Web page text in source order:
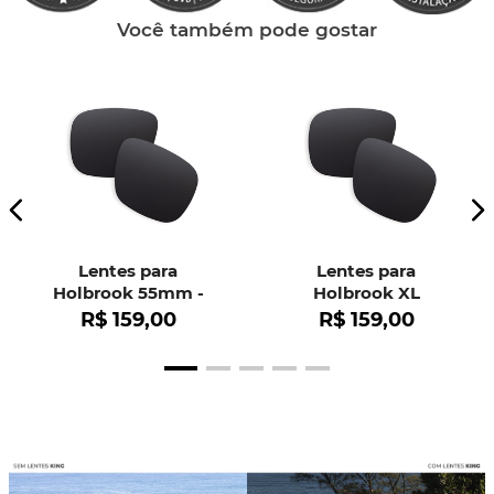
Você também pode gostar
Lentes para
Holbrook 55mm -
OO9102
R$ 159,00
Lentes para
Holbrook XL
R$ 159,00